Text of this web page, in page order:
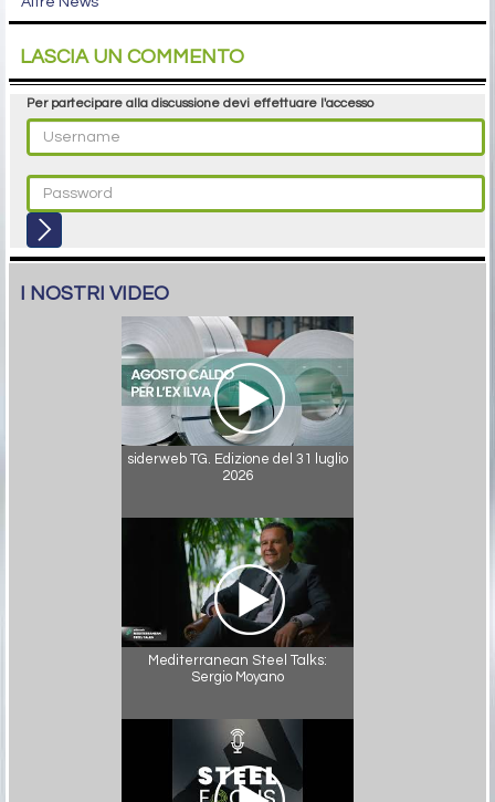
LASCIA UN COMMENTO
Per partecipare alla discussione devi effettuare l'accesso
I NOSTRI VIDEO
siderweb TG. Edizione del 31 luglio
2026
Mediterranean Steel Talks:
Sergio Moyano